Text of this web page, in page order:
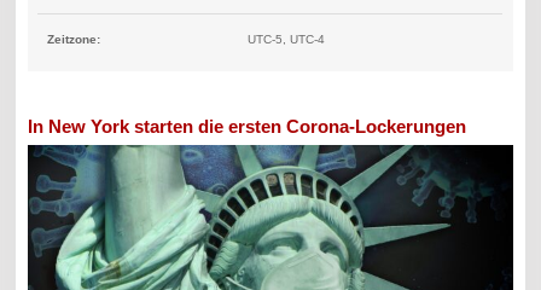
Zeitzone: UTC-5, UTC-4
In New York starten die ersten Corona-Lockerungen